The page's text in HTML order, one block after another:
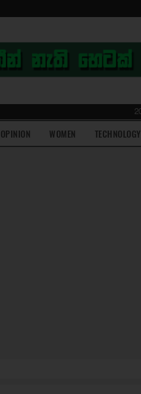
OPINION WOMEN TECHNOLOGY